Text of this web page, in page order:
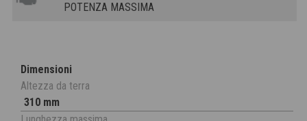
POTENZA MASSIMA
Dimensioni
Altezza da terra
310 mm